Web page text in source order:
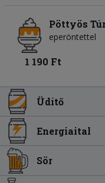
Pöttyös
eperöntettel
1 190 Ft
Üdítő
Energiaital
Sör